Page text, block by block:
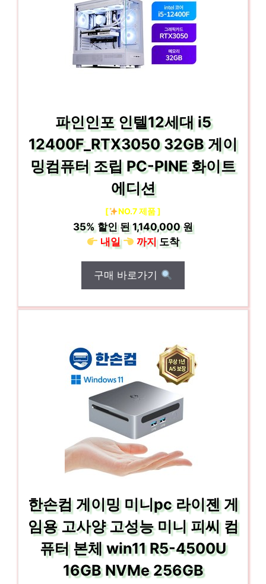
파인인포 인텔12세대 i5
12400F_RTX3050 32GB 게이
밍컴퓨터 조립 PC-PINE 화이트
에디션
[ NO.7 제품 ]
35%할인 된1,140,000 원
내일
까지도착
구매 바로가기
한손컴 게이밍 미니pc 라이젠 게
임용 고사양 고성능 미니 피씨 컴
퓨터 본체 win11 R5-4500U
16GB NVMe 256GB